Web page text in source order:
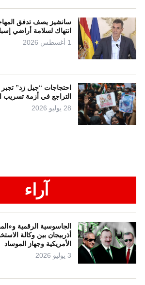
سانشيز يصف تدفق
انتهاك لسلامة أراضي
1 أغسطس 2026
احتجاجات “جيل زد”
التراجع في أزمة تسريب
28 يوليو 2026
آراء
الجاسوسية الرقمية
أذربيجان بين وكالة
الأمريكية وجهاز الموساد
3 يوليو 2026